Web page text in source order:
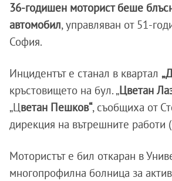
36-годишен моторист беше
автомобил, управляван от 51-
София.
Инцидентът е станал в квартал
кръстовището на бул. „Цветан
„Цветан Пешков“, съобщиха от
дирекция на вътрешните работи
Мотористът е бил откаран в
многопрофилна болница за